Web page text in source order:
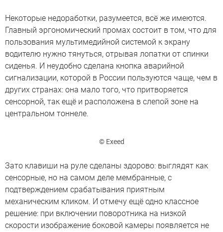
Некоторые недоработки, разумеется, всё же имеются.
Главный эргономический промах состоит в том, что для
пользования мультимедийной системой к экрану
водителю нужно тянуться, отрывая лопатки от спинки
сиденья. И неудобно сделана кнопка аварийной
сигнализации, которой в России пользуются чаще, чем в
других странах: она мало того, что притворяется
сенсорной, так ещё и расположена в слепой зоне на
центральном тоннеле.
© Exeed
Зато клавиши на руле сделаны здорово: выглядят как
сенсорные, но на самом деле мембранные, с
подтверждением срабатывания приятным
механическим кликом. И отмечу ещё одно классное
решение: при включении поворотника на низкой
скорости изображение боковой камеры появляется не